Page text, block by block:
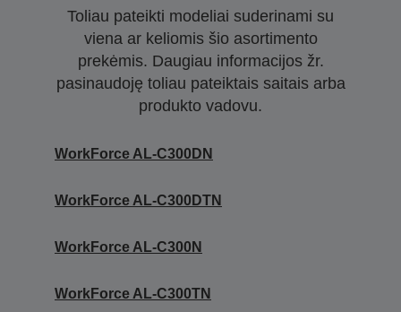
Toliau pateikti modeliai suderinami su
viena ar keliomis šio asortimento
prekėmis. Daugiau informacijos žr.
pasinaudoję toliau pateiktais saitais arba
produkto vadovu.
WorkForce AL-C300DN
WorkForce AL-C300DTN
WorkForce AL-C300N
WorkForce AL-C300TN